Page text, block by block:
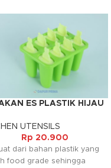
ES PLASTIK HIJAU
UTENSILS
Rp 20.900
dari bahan plastik yang
food grade sehingga